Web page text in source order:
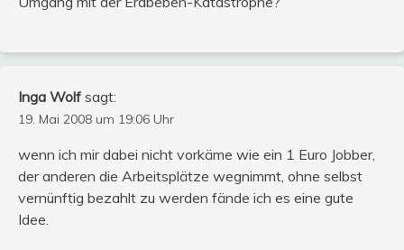
Inga Wolf sagt:
19. Mai 2008 um 19:06 Uhr
wenn ich mir dabei nicht vorkäme wie ein 1 Euro Jobber,
der anderen die Arbeitsplätze wegnimmt, ohne selbst
vernünftig bezahlt zu werden fände ich es eine gute
Idee.